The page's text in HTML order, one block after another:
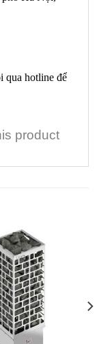
qua hotline để
product